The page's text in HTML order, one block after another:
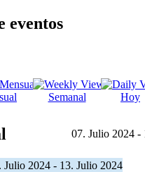
eventos
Semanal Hoy
07. Julio 2024 -
Julio 2024 - 13. Julio 2024